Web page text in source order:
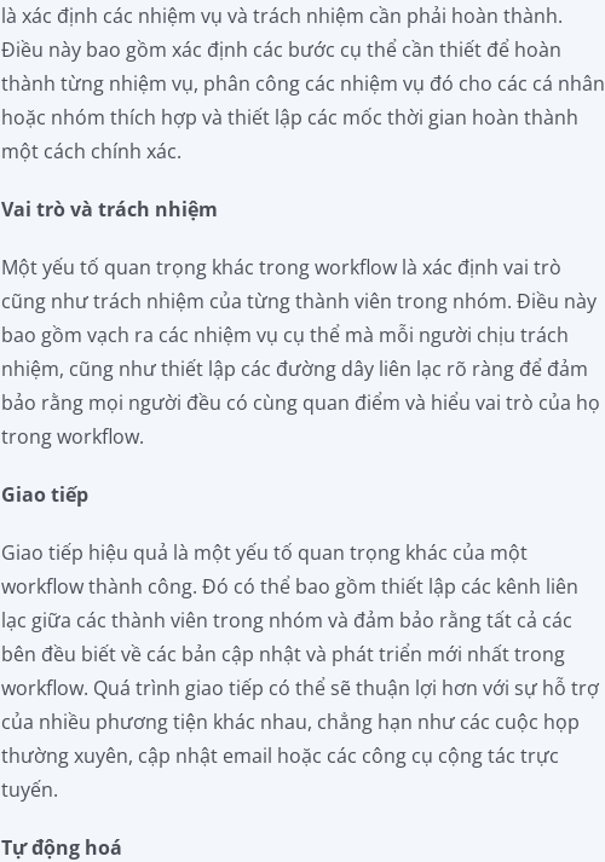
là xác định các nhiệm vụ và trách nhiệm cần phải hoàn thành.
Điều này bao gồm xác định các bước cụ thể cần thiết để hoàn
thành từng nhiệm vụ, phân công các nhiệm vụ đó cho các cá nhân
hoặc nhóm thích hợp và thiết lập các mốc thời gian hoàn thành
một cách chính xác.
Vai trò và trách nhiệm
Một yếu tố quan trọng khác trong workflow là xác định vai trò
cũng như trách nhiệm của từng thành viên trong nhóm. Điều này
bao gồm vạch ra các nhiệm vụ cụ thể mà mỗi người chịu trách
nhiệm, cũng như thiết lập các đường dây liên lạc rõ ràng để đảm
bảo rằng mọi người đều có cùng quan điểm và hiểu vai trò của họ
trong workflow.
Giao tiếp
Giao tiếp hiệu quả là một yếu tố quan trọng khác của một
workflow thành công. Đó có thể bao gồm thiết lập các kênh liên
lạc giữa các thành viên trong nhóm và đảm bảo rằng tất cả các
bên đều biết về các bản cập nhật và phát triển mới nhất trong
workflow. Quá trình giao tiếp có thể sẽ thuận lợi hơn với sự hỗ trợ
của nhiều phương tiện khác nhau, chẳng hạn như các cuộc họp
thường xuyên, cập nhật email hoặc các công cụ cộng tác trực
tuyến.
Tự động hoá